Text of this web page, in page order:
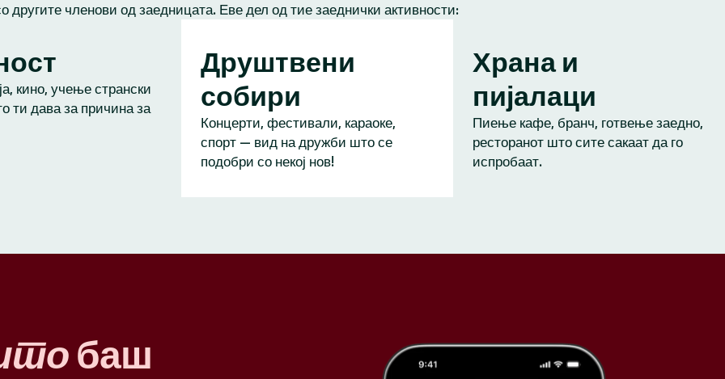
членови од заедницата. Еве дел од тие заеднички активности:
кино, учење странски
ти дава за причина за
Друштвени
собири
Концерти, фестивали, караоке,
спорт — вид на дружби што се
подобри со некој нов!
Храна и
пијалаци
Пиење кафе, бранч, готвење заедно,
ресторанот што сите сакаат да го
испробаат.
баш